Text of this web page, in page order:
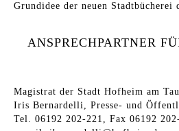
Grundidee der neuen Stadtbücherei
ANSPRECHPARTNER
Magistrat der Stadt Hofheim am
Iris Bernardelli, Presse- und
Tel. 06192 202-221, Fax 06192 202-